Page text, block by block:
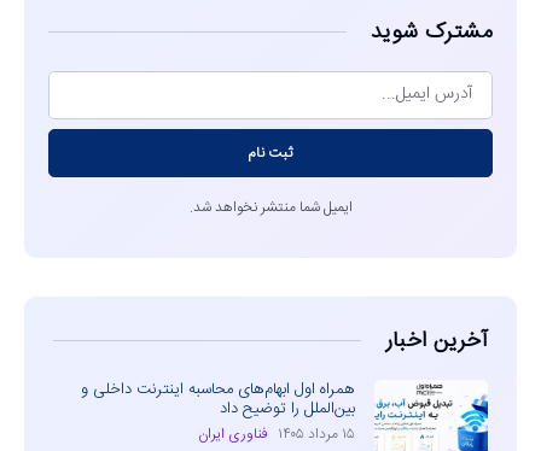
مشترک شوید
ثبت نام
ایمیل شما منتشر نخواهد شد.
آخرین اخبار
همراه اول ابهام‌های محاسبه اینترنت داخلی و
بین‌الملل را توضیح داد
۱۵ مرداد ۱۴۰۵ فناوری ایران